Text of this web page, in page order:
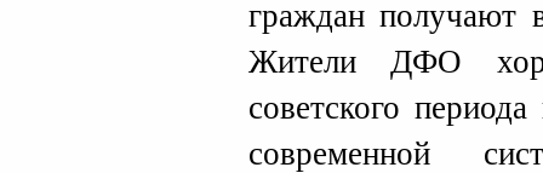
граждан получают
Жители ДФО
советского
современной